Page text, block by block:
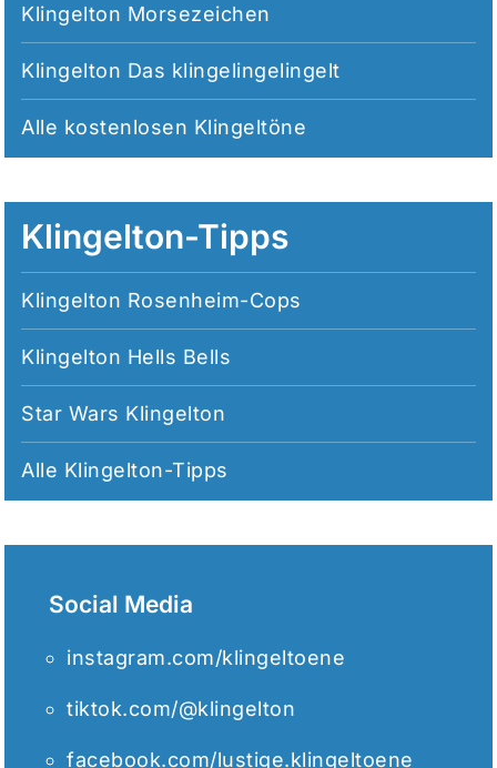
Klingelton Morsezeichen
Klingelton Das klingelingelingelt
Alle kostenlosen Klingeltöne
Klingelton-Tipps
Klingelton Rosenheim-Cops
Klingelton Hells Bells
Star Wars Klingelton
Alle Klingelton-Tipps
Social Media
instagram.com/klingeltoene
tiktok.com/@klingelton
facebook.com/lustige.klingeltoene